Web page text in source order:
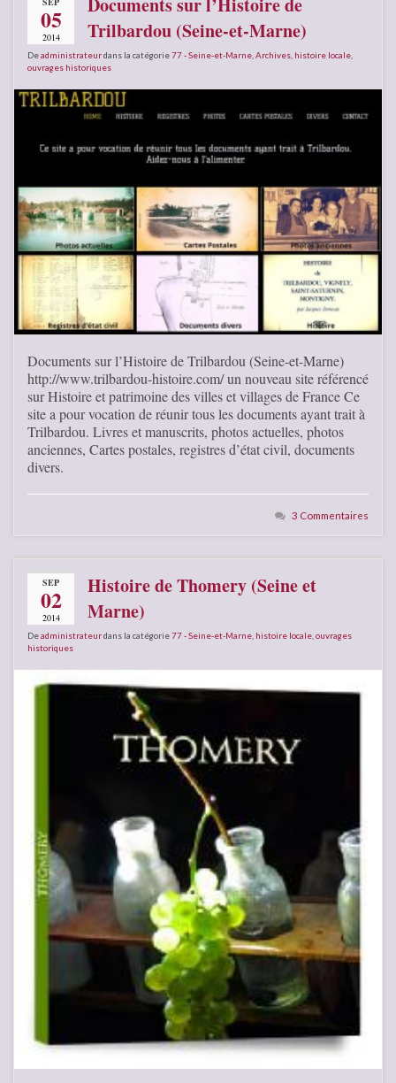
05
2014
Trilbardou (Seine-et-Marne)
Deadministrateurdans la catégorie77 - Seine-et-Marne Archives histoire locale
ouvrages historiques
Documents sur l’Histoire de Trilbardou (Seine-et-Marne)
http://www.trilbardou-histoire.com/ un nouveau site référencé
sur Histoire et patrimoine des villes et villages de France Ce
site a pour vocation de réunir tous les documents ayant trait à
Trilbardou. Livres et manuscrits, photos actuelles, photos
anciennes, Cartes postales, registres d’état civil, documents
divers.
3 Commentaires
SEP
02
2014
Histoire de Thomery (Seine et
Marne)
Deadministrateurdans la catégorie77 - Seine-et-Marne histoire locale ouvrages
historiques